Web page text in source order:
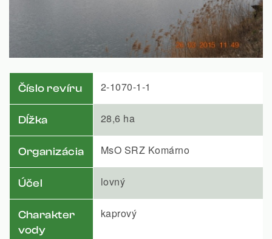
Číslo revíru 2-1070-1-1
Dĺžka 28,6 ha
Organizácia MsO SRZ Komárno
Účel lovný
Charakter
vody
kaprový